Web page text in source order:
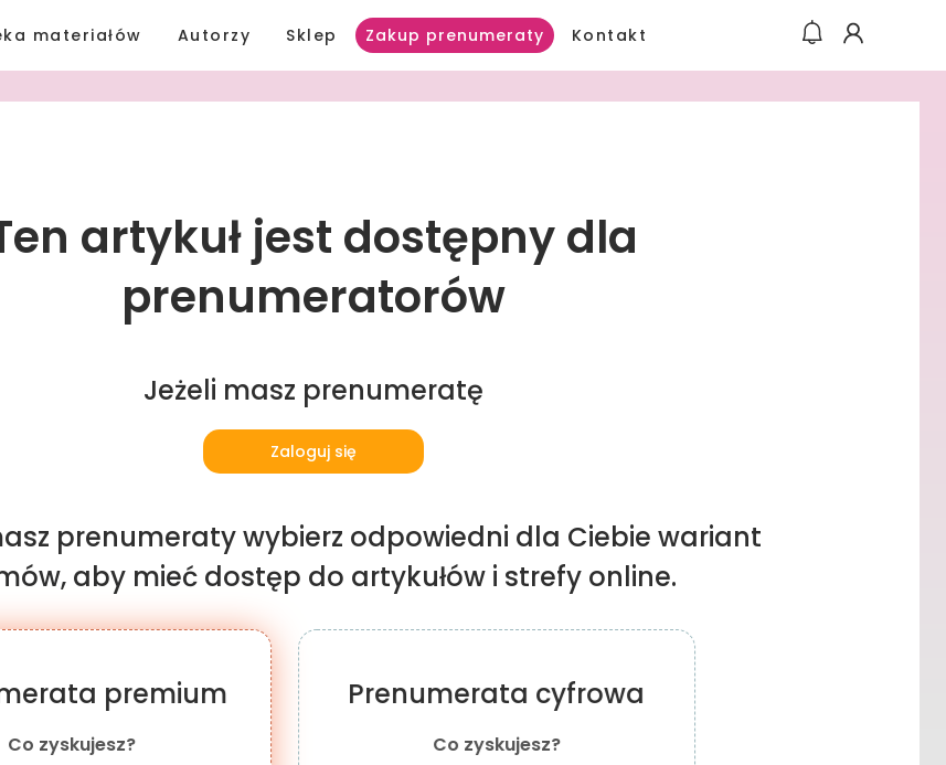
materiałów Autorzy Sklep Zakup prenumeraty Kontakt
artykuł jest dostępny dla
prenumeratorów
Jeżeli masz prenumeratę
Zaloguj się
prenumeraty wybierz odpowiedni dla Ciebie wariant
aby mieć dostęp do artykułów i strefy online.
premium
Co zyskujesz?
Prenumerata cyfrowa
Co zyskujesz?